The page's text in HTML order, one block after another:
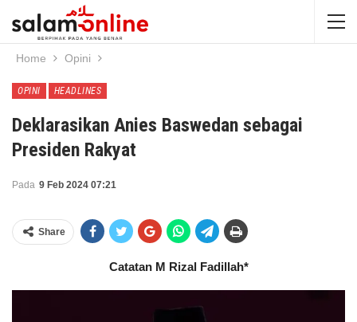
Home Opini
OPINI HEADLINES
Deklarasikan Anies Baswedan sebagai
Presiden Rakyat
Pada 9 Feb 2024 07:21
Share
Catatan M Rizal Fadillah*